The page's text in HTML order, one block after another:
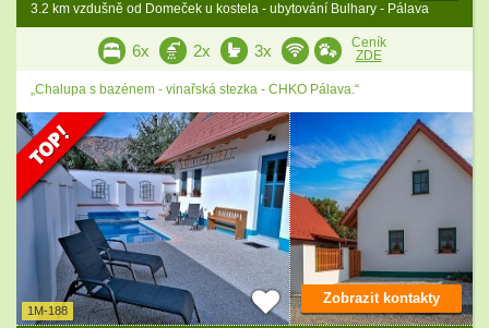
3.2 km vzdušně od Domeček u kostela - ubytování Bulhary - Pálava
6x 2x 3x
Ceník
ZDE
„Chalupa s bazénem - vinařská stezka - CHKO Pálava.“
1M-188
Zobrazit kontakty